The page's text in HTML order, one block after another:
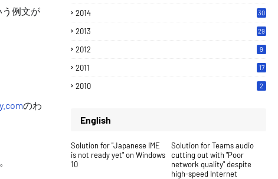
例文が
のわ
2014 30
2013 29
2012 9
2011 17
2010 2
English
Solution for "Japanese IME
is not ready yet" on Windows
10
Solution for Teams audio
cutting out with "Poor
network quality" despite
high-speed Internet